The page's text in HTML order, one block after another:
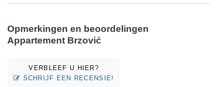
Opmerkingen en beoordelingen
Appartement Brzović
VERBLEEF U HIER?
SCHRIJF EEN RECENSIE!